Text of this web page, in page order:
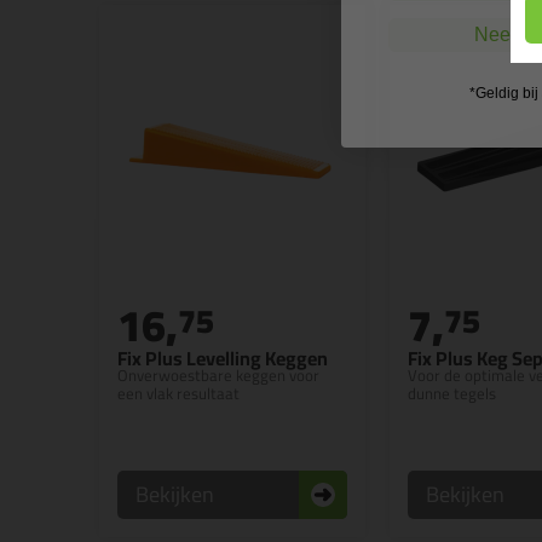
Fix Plus Levelling Keggen
Onverwoestbare keggen voor
16,75
Fix Plus Keg
Voor de optimale
7,75
Nee, ik
*Geldig bij